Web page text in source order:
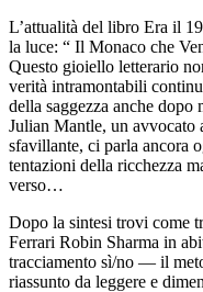
L’attualità del libro Era il
la luce: “ Il Monaco che
Questo gioiello letterario
verità intramontabili
della saggezza anche
Julian Mantle, un avvocato
sfavillante, ci parla ancora
tentazioni della ricchezza
verso…
Dopo la sintesi trovi come
Ferrari Robin Sharma in
tracciamento sì/no — il
riassunto da leggere e